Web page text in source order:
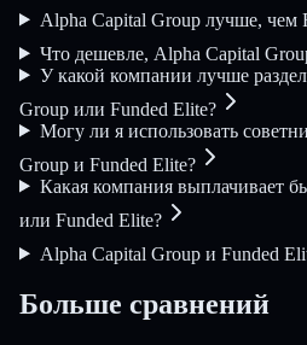
Alpha Capital Group лучше, чем
Что дешевле, Alpha Capital
У какой компании лучше
Group или Funded Elite?
Могу ли я использовать
Group и Funded Elite?
Какая компания выплачивает
или Funded Elite?
Alpha Capital Group и Funded
Больше сравнений